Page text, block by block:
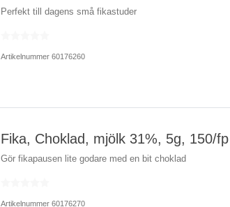
Perfekt till dagens små fikastuder
Artikelnummer 60176260
Fika, Choklad, mjölk 31%, 5g, 150/fp
Gör fikapausen lite godare med en bit choklad
Artikelnummer 60176270